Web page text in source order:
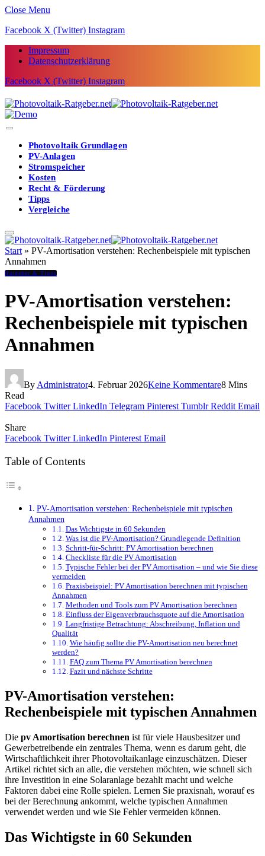
Close Menu
Facebook X (Twitter) Instagram
Impressum
Datenschutzerklärung
Facebook X (Twitter) Instagram
Photovoltaik Grundlagen
PV-Anlagen
Stromspeicher
Kosten
Recht & Förderung
Tipps
Vergleiche
Start » PV-Amortisation verstehen: Rechenbeispiele mit typischen
Annahmen
Ratgeber & Tipps
PV-Amortisation verstehen:
Rechenbeispiele mit typischen
Annahmen
By Administrator4. Februar 2026Keine Kommentare8 Mins
Read
Facebook Twitter LinkedIn Telegram Pinterest Tumblr Reddit Email
Share
Facebook Twitter LinkedIn Pinterest Email
Table of Contents
PV-Amortisation verstehen: Rechenbeispiele mit typischen
Annahmen
Das Wichtigste in 60 Sekunden
Was ist die PV-Amortisation? Grundlegende Definition
Schritt-für-Schritt: PV Amortisation berechnen
Checkliste für die PV Amortisation
Typische Fehler bei der PV Amortisation – und wie Sie diese
vermeiden
Praxisbeispiel: PV Amortisation berechnen mit typischen
Annahmen
Methoden und Tools zum PV Amortisation berechnen
Einfluss der Eigenverbrauchsquote auf die Amortisation
Langfristige Betrachtung: Abschreibung, Inflation und
Qualität
Wie häufig sollte die PV-Amortisation neu berechnet
werden?
FAQ zum Thema PV Amortisation berechnen
Fazit und nächste Schritte
PV-Amortisation verstehen:
Rechenbeispiele mit typischen Annahmen
Die pv Amortisation berechnen ist für viele Hausbesitzer und
Gewerbetreibende ein zentrales Thema, wenn es darum geht, die
Wirtschaftlichkeit ihrer Photovoltaikanlage einzuschätzen. Dieser
Artikel richtet sich an alle, die verstehen möchten, wie schnell sich
ihre Investition in eine Solaranlage bezahlt macht und welche
Faktoren dabei eine Rolle spielen. Lernen Sie praxisnah, worauf es
bei der Berechnung ankommt, welche typischen Annahmen
verwendet werden und wie Sie Fehler vermeiden können.
Das Wichtigste in 60 Sekunden